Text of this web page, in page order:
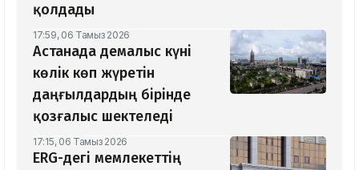
қолдады
17:59, 06 Тамыз 2026
Астанада демалыс күні
көлік көп жүретін
даңғылдардың бірінде
қозғалыс шектеледі
17:15, 06 Тамыз 2026
ERG-дегі мемлекеттің